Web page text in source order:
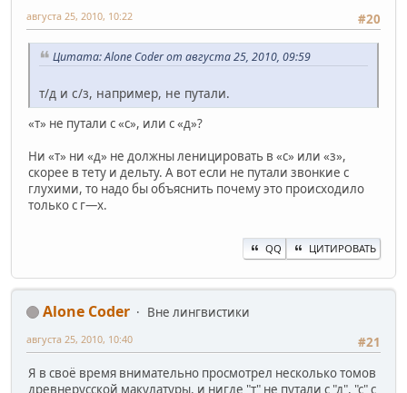
#20
августа 25, 2010, 10:22
Цитата: Alone Coder от августа 25, 2010, 09:59
т/д и с/з, например, не путали.
«т» не путали с «с», или с «д»?
Ни «т» ни «д» не должны леницировать в «с» или «з»,
скорее в тету и дельту. А вот если не путали звонкие с
глухими, то надо бы объяснить почему это происходило
только с г—х.
QQ ЦИТИРОВАТЬ
Alone Coder
Вне лингвистики
#21
августа 25, 2010, 10:40
Я в своё время внимательно просмотрел несколько томов
древнерусской макулатуры, и нигде "т" не путали с "д", "с" с